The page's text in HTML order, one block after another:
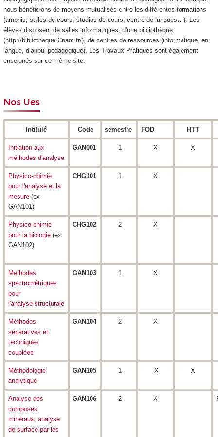
nous bénéficions de moyens mutualisés entre les différentes formations
(amphis, salles de cours, studios de cours, centre de langues…). Les
élèves disposent de salles informatiques, d’une bibliothèque
(http://bibliotheque.Cnam.fr/), de centres de ressources (informatique, en
langue, d’appui pédagogique). Les Travaux Pratiques sont également
enseignés sur ce même site.
Nos Ues
Intitulé Code semestre FOD HTT
Initiation aux
méthodes d'analyse
GAN001 1 X X
Physico-chimie
pour l'analyse et la
mesure (ex
GAN101)
CHG101 1 X
Physico-chimie
pour la biologie (ex
GAN102)
CHG102 2 X
Méthodes
spectrométriques
pour
l'analyse structurale
GAN103 1 X
Méthodes
séparatives et
techniques
couplées
GAN104 2 X
Méthodologie
analytique
GAN105 1 X X
Analyse des
composés
minéraux, analyse
de surface par les
GAN106 2 X